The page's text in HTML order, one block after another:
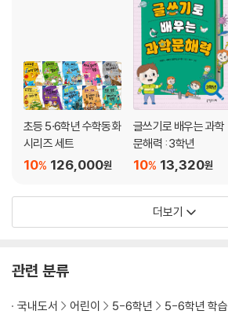
초등 5·6학년 수학동화
시리즈 세트
126,000원
10%
글쓰기로 배우는 과학
문해력 : 3학년
13,320원
10%
더보기
관련 분류
국내도서 어린이 5-6학년 5-6학년 학습